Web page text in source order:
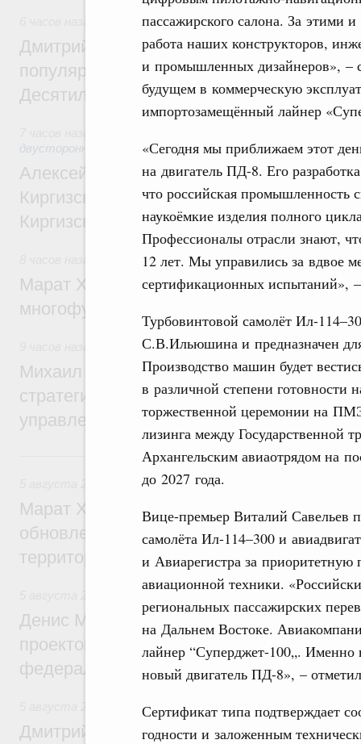
пассажирского салона. За этими
работа наших конструкторов,
и промышленных дизайнеров», –
будущем в коммерческую
импортозамещённый лайнер
«Сегодня мы приближаем этот
на двигатель ПД-8. Его
что российская промышленность
наукоёмкие изделия полного
Профессионалы отрасли знают,
12 лет. Мы управились за вдвое
сертификационных испытаний»,
Турбовинтовой самолёт Ил-
С.В.Ильюшина и предназначен
Производство машин будет
в различной степени готовности
торжественной церемонии на
лизинга между Государственной
Архангельским авиаотрядом на
до 2027 года.
Вице-премьер Виталий Савельев
самолёта Ил-114–300 и
и Авиарегистра за
авиационной техники.
региональных пассажирских
на Дальнем Востоке.
лайнер “Суперджет-100„. Именно
новый двигатель ПД-8», –
Сертификат типа подтверждает
годности и заложенным
Внутренний и въездной туризм
Дмитрий Чернышенко: Порядка 110
популярного туризма в 35 регионах
Десятилетия науки и технологий
двусторонней основе
Алексей Оверчук принял участие в
Киргизского экономического форума и
Киргизской межрегиональной
Дорожное хозяйство
Марат Хуснуллин: На двух скоростных
многофункциональные зоны дорожного
Технологическое развитие. Инновации
Михаил Мишустин дал поручения по
стратегической сессии о
управления научно-технологическим
Вчера
Жилищно-коммунальное хозяйство
Марат Хуснуллин: Более 4,3 тыс.
обновлено в России при участии Фонда
территорий
Инструменты развития территорий.
Денис Мантуров провёл совещание по
проектов института кураторства в
федеральном округе
Молодёжная политика
Дмитрий Чернышенко: Всемирный